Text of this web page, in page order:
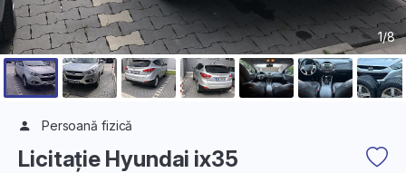
Licitație Hyundai ix35
1/8
Persoană fizică